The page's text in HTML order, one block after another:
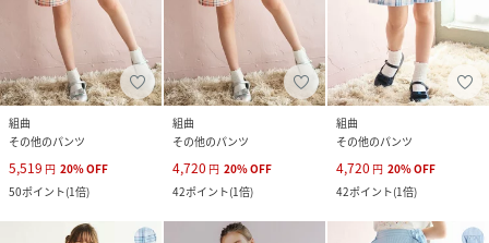
組曲
その他のパンツ
5,519 円 20%OFF
50ポイント(1倍)
組曲
その他のパンツ
4,720 円 20%OFF
42ポイント(1倍)
組曲
その他のパンツ
4,720 円 20%OFF
42ポイント(1倍)